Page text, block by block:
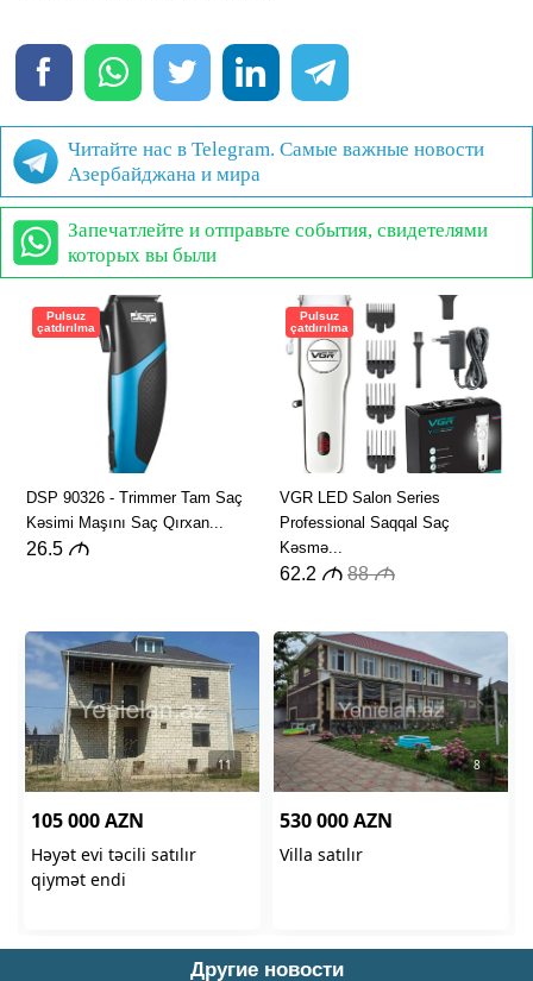
Читайте нас в Telegram. Самые важные новости
Азербайджана и мира
Запечатлейте и отправьте события, свидетелями
которых вы были
Другие новости